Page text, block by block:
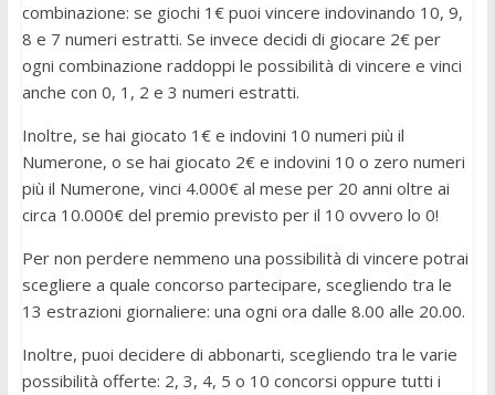
combinazione: se giochi 1€ puoi vincere indovinando 10, 9,
8 e 7 numeri estratti. Se invece decidi di giocare 2€ per
ogni combinazione raddoppi le possibilità di vincere e vinci
anche con 0, 1, 2 e 3 numeri estratti.
Inoltre, se hai giocato 1€ e indovini 10 numeri più il
Numerone, o se hai giocato 2€ e indovini 10 o zero numeri
più il Numerone, vinci 4.000€ al mese per 20 anni oltre ai
circa 10.000€ del premio previsto per il 10 ovvero lo 0!
Per non perdere nemmeno una possibilità di vincere potrai
scegliere a quale concorso partecipare, scegliendo tra le
13 estrazioni giornaliere: una ogni ora dalle 8.00 alle 20.00.
Inoltre, puoi decidere di abbonarti, scegliendo tra le varie
possibilità offerte: 2, 3, 4, 5 o 10 concorsi oppure tutti i